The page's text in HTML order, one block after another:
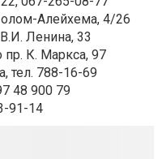
Алейхема, 4/26
Ленина, 33
пр. К. Маркса, 97
тел. 788-16-69
48 900 79
91-14